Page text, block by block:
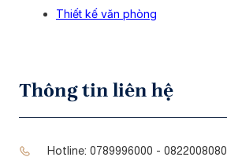
Thiết kế văn phòng
Thông tin liên hệ
Hotline: 0789996000 - 0822008080